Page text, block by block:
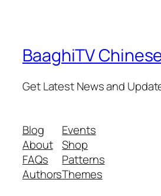
BaaghiTV
Get Latest News and
Blog
About
FAQs
Authors
Events
Shop
Patterns
Themes